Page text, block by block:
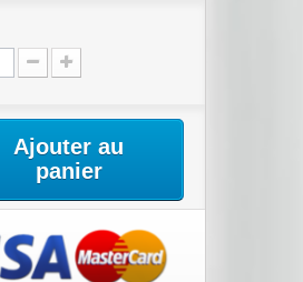
Ajouter au
panier